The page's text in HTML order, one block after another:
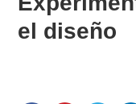
el diseño